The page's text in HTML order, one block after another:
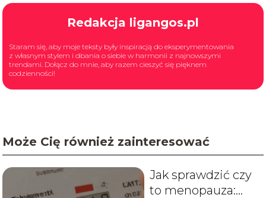
Redakcja ligangos.pl
Staram się, aby moje teksty były inspiracją do eksperymentowania
z własnym stylem i dbania o siebie w harmonii z najnowszymi
trendami. Dołącz do mnie, aby razem cieszyć się pięknem
codzienności!
Może Cię również zainteresować
Jak sprawdzić czy
to menopauza: